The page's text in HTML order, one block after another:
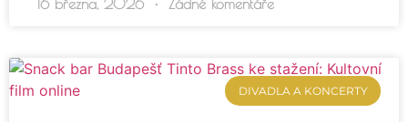
16 března, 2026 Žádné komentáře
DIVADLA A KONCERTY